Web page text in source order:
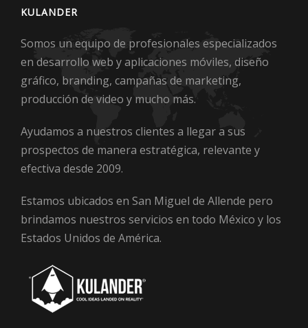
KULANDER
Somos un equipo de profesionales especializados
en desarrollo web y aplicaciones móviles, diseño
gráfico, branding, campañas de marketing,
producción de video y mucho más.
Ayudamos a nuestros clientes a llegar a sus
prospectos de manera estratégica, relevante y
efectiva desde 2009.
Estamos ubicados en San Miguel de Allende pero
brindamos nuestros servicios en todo México y los
Estados Unidos de América.